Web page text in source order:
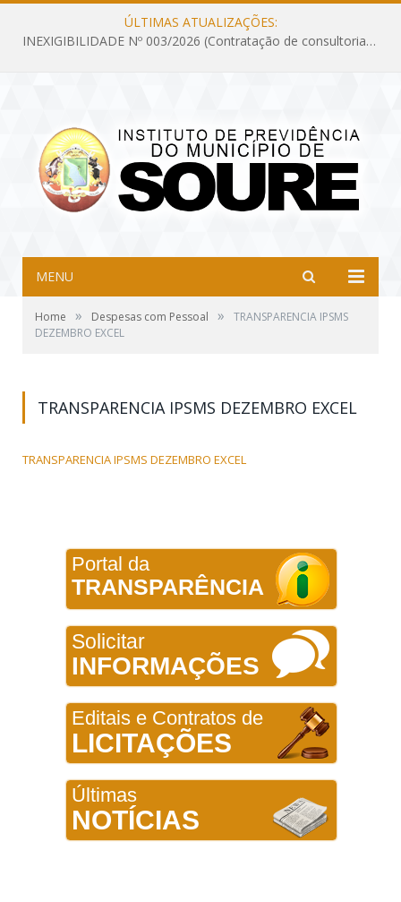
ÚLTIMAS ATUALIZAÇÕES:
INEXIGIBILIDADE Nº 003/2026 (Contratação de consultoria previdenciária com finalidade de obtenção do CRP, confecção dos demonstrativos previdenciários DAIR, DIPR e DPIN, preparar e alimentar o CADPREV, em atendimento às demandas do Instituto de Previdência dos Servidores do Município de Soure – IPSMS, por um período de 10 (dez) meses)
MENU
Home » Despesas com Pessoal »
TRANSPARENCIA IPSMS
DEZEMBRO EXCEL
TRANSPARENCIA IPSMS DEZEMBRO EXCEL
TRANSPARENCIA IPSMS DEZEMBRO EXCEL
Portal da
TRANSPARÊNCIA
Solicitar
INFORMAÇÕES
Editais e Contratos de
LICITAÇÕES
Últimas
NOTÍCIAS